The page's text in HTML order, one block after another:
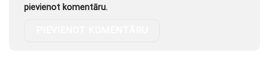
pievienot komentāru.